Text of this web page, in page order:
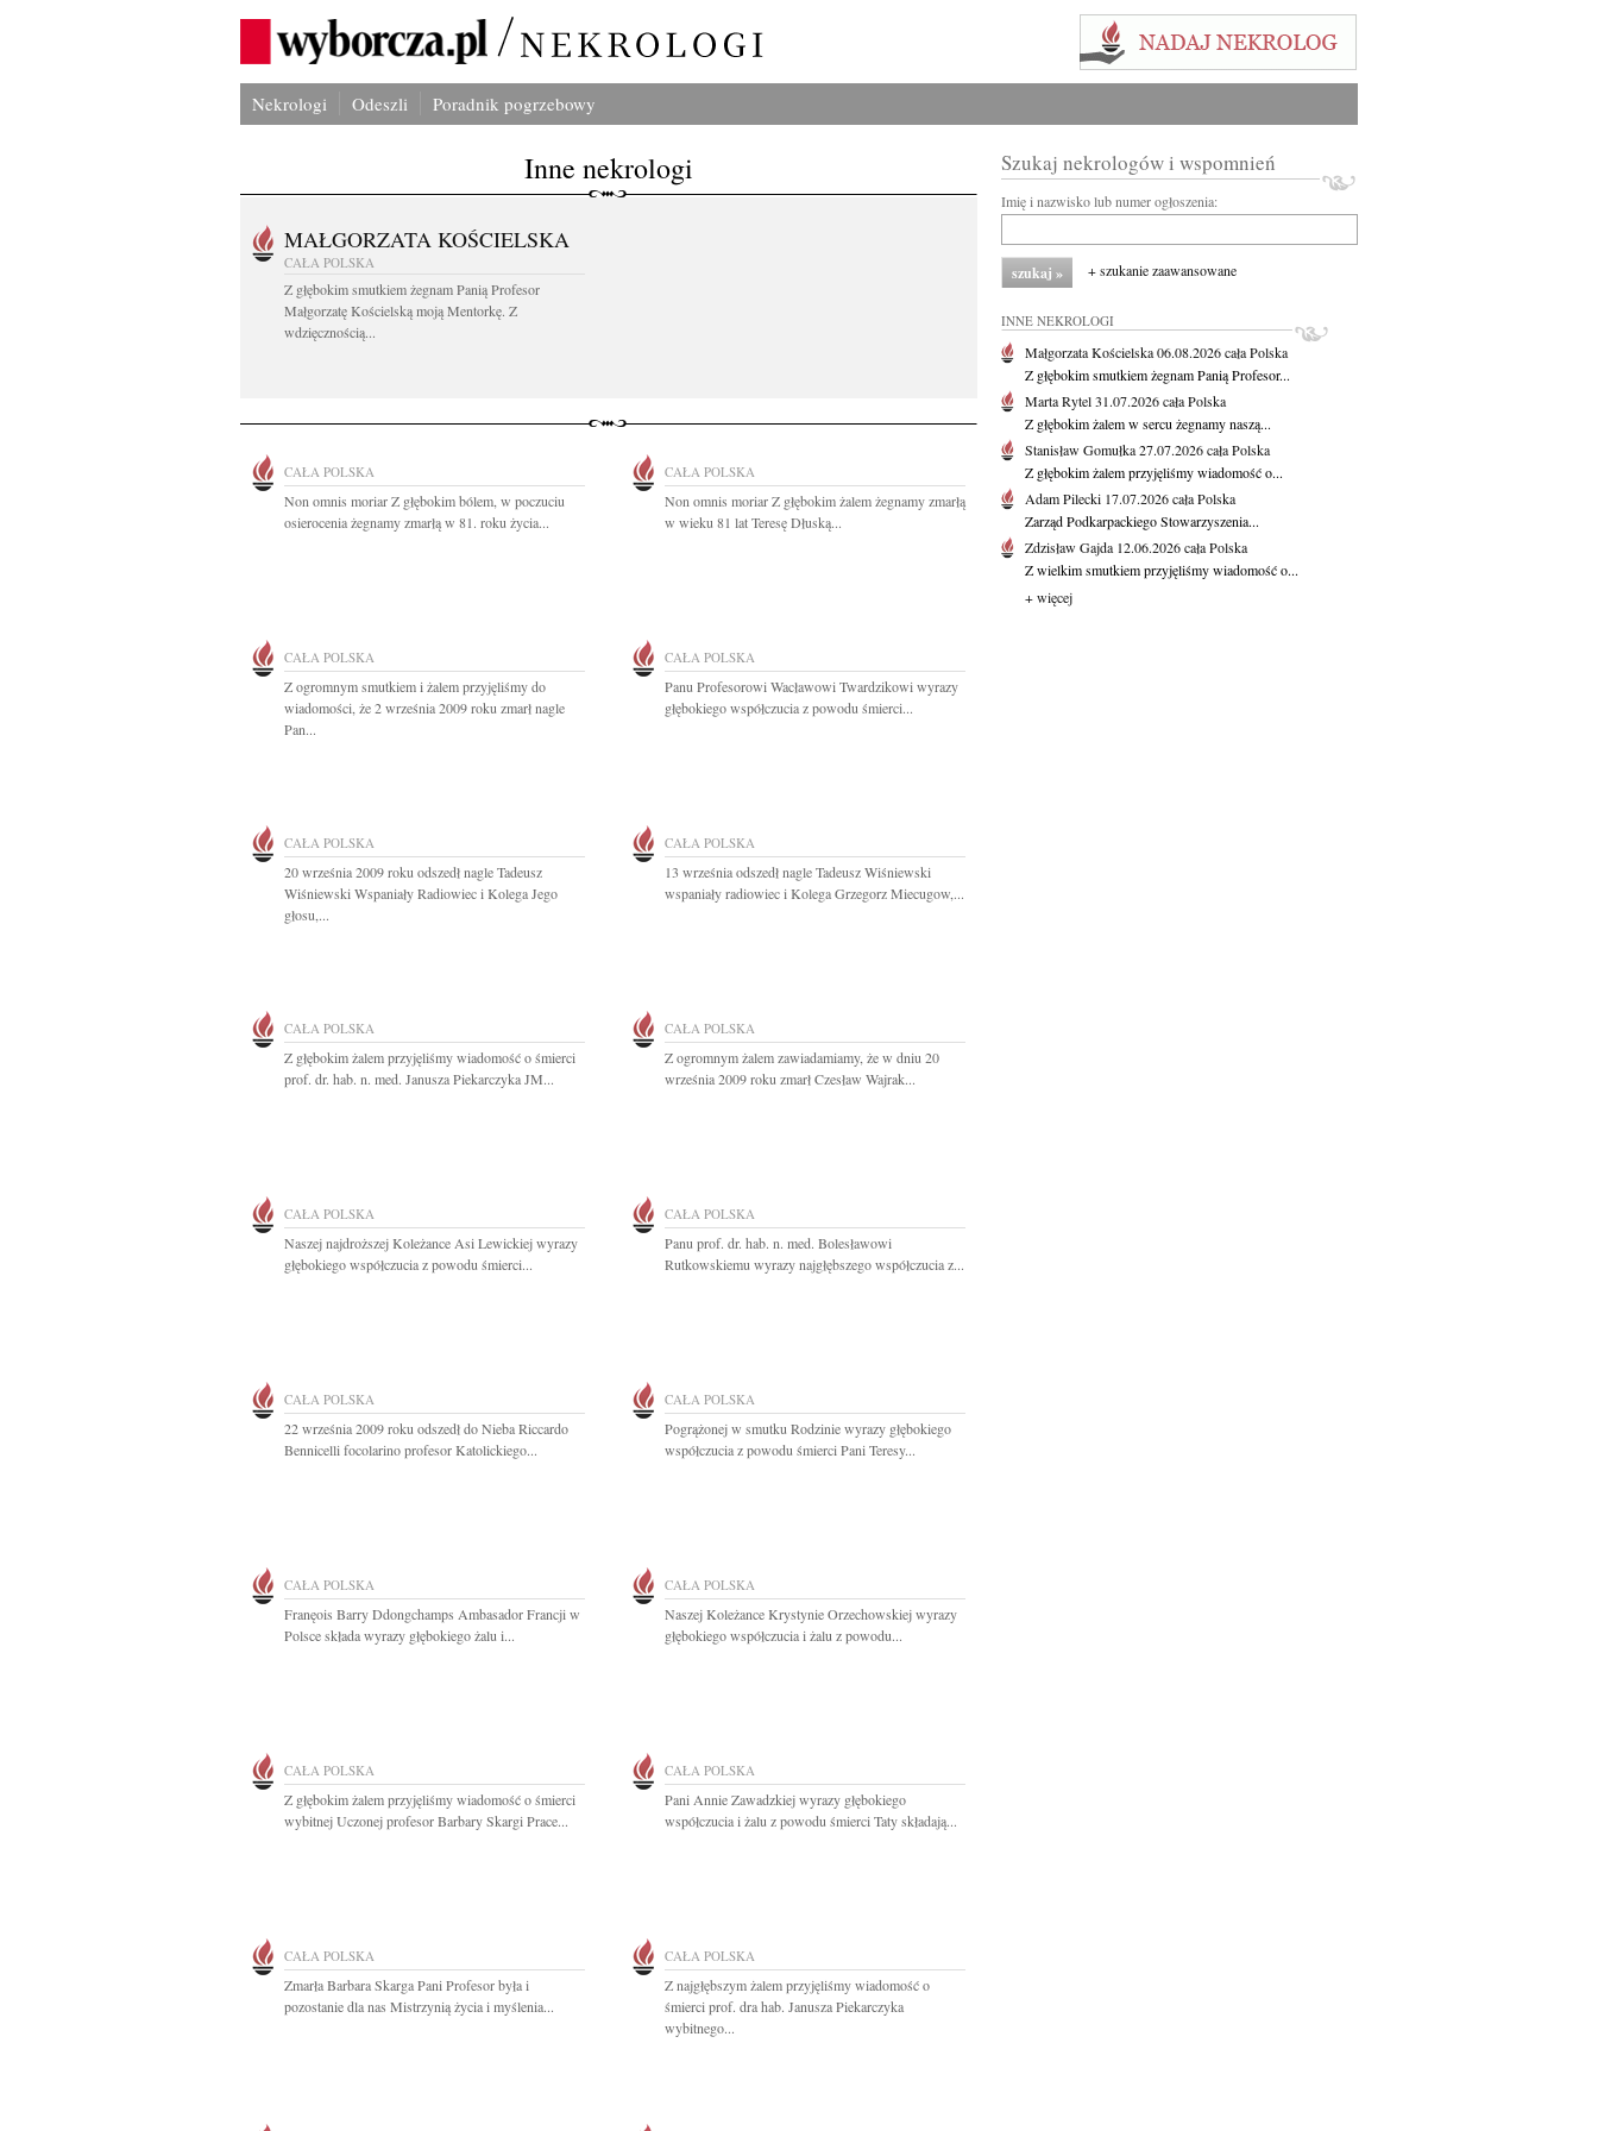
Nekrologi Odeszli Poradnik pogrzebowy
Inne nekrologi
MAŁGORZATA KOŚCIELSKA
CAŁA POLSKA
Z głębokim smutkiem żegnam Panią Profesor
Małgorzatę Kościelską moją Mentorkę. Z
wdzięcznością...
CAŁA POLSKA
Non omnis moriar Z głębokim bólem, w poczuciu
osierocenia żegnamy zmarłą w 81. roku życia...
CAŁA POLSKA
Non omnis moriar Z głębokim żalem żegnamy zmarłą
w wieku 81 lat Teresę Dłuską...
CAŁA POLSKA
Z ogromnym smutkiem i żalem przyjęliśmy do
wiadomości, że 2 września 2009 roku zmarł nagle
Pan...
CAŁA POLSKA
Panu Profesorowi Wacławowi Twardzikowi wyrazy
głębokiego współczucia z powodu śmierci...
CAŁA POLSKA
20 września 2009 roku odszedł nagle Tadeusz
Wiśniewski Wspaniały Radiowiec i Kolega Jego
głosu,...
CAŁA POLSKA
13 września odszedł nagle Tadeusz Wiśniewski
wspaniały radiowiec i Kolega Grzegorz Miecugow,...
CAŁA POLSKA
Z głębokim żalem przyjęliśmy wiadomość o śmierci
prof. dr. hab. n. med. Janusza Piekarczyka JM...
CAŁA POLSKA
Z ogromnym żalem zawiadamiamy, że w dniu 20
września 2009 roku zmarł Czesław Wajrak...
CAŁA POLSKA
Naszej najdroższej Koleżance Asi Lewickiej wyrazy
głębokiego współczucia z powodu śmierci...
CAŁA POLSKA
Panu prof. dr. hab. n. med. Bolesławowi
Rutkowskiemu wyrazy najgłębszego współczucia z...
CAŁA POLSKA
22 września 2009 roku odszedł do Nieba Riccardo
Bennicelli focolarino profesor Katolickiego...
CAŁA POLSKA
Pogrążonej w smutku Rodzinie wyrazy głębokiego
współczucia z powodu śmierci Pani Teresy...
CAŁA POLSKA
Franęois Barry Ddongchamps Ambasador Francji w
Polsce składa wyrazy głębokiego żalu i...
CAŁA POLSKA
Naszej Koleżance Krystynie Orzechowskiej wyrazy
głębokiego współczucia i żalu z powodu...
CAŁA POLSKA
Z głębokim żalem przyjęliśmy wiadomość o śmierci
wybitnej Uczonej profesor Barbary Skargi Prace...
CAŁA POLSKA
Pani Annie Zawadzkiej wyrazy głębokiego
współczucia i żalu z powodu śmierci Taty składają...
CAŁA POLSKA
Zmarła Barbara Skarga Pani Profesor była i
pozostanie dla nas Mistrzynią życia i myślenia...
CAŁA POLSKA
Z najgłębszym żalem przyjęliśmy wiadomość o
śmierci prof. dra hab. Janusza Piekarczyka
wybitnego...
Szukaj nekrologów i wspomnień
Imię i nazwisko lub numer ogłoszenia:
+ szukanie zaawansowane
INNE NEKROLOGI
Małgorzata Kościelska06.08.2026cała Polska
Z głębokim smutkiem żegnam Panią Profesor...
Marta Rytel31.07.2026cała Polska
Z głębokim żalem w sercu żegnamy naszą...
Stanisław Gomułka27.07.2026cała Polska
Z głębokim żalem przyjęliśmy wiadomość o...
Adam Pilecki 17.07.2026cała Polska
Zarząd Podkarpackiego Stowarzyszenia...
Zdzisław Gajda 12.06.2026cała Polska
Z wielkim smutkiem przyjęliśmy wiadomość o...
+ więcej